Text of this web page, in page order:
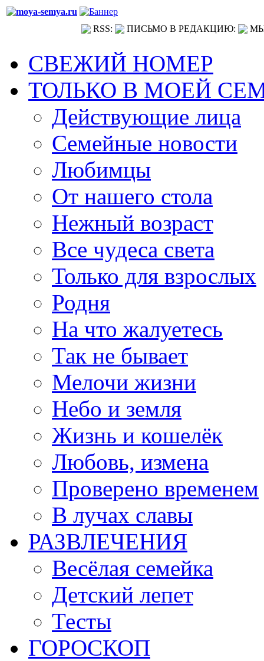
RSS: ПИСЬМО В РЕДАКЦИЮ:
СВЕЖИЙ НОМЕР
ТОЛЬКО В МОЕЙ
Действующие лица
Семейные новости
Любимцы
От нашего стола
Нежный возраст
Все чудеса света
Только для взрослых
Родня
На что жалуетесь
Так не бывает
Мелочи жизни
Небо и земля
Жизнь и кошелёк
Любовь, измена
Проверено временем
В лучах славы
РАЗВЛЕЧЕНИЯ
Весёлая семейка
Детский лепет
Тесты
ГОРОСКОП